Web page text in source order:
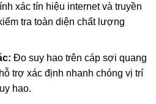
xác tín hiệu internet và truyền
tra toàn diện chất lượng
Đo suy hao trên cáp sợi quang
trợ xác định nhanh chóng vị trí
hao.